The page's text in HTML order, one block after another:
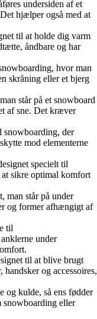
undersiden af et
hjælper også med at
til at holde dig varm
åndbare og har
hvor man
skråning eller et bjerg
står på et snowboard
af sne. Det kræver
snowboarding, der
mod elementerne
specielt til
sikre optimal komfort
man står på under
og former afhængigt af
til
under
til at blive brugt
og accessoires,
og kulde, så ens fødder
snowboarding eller